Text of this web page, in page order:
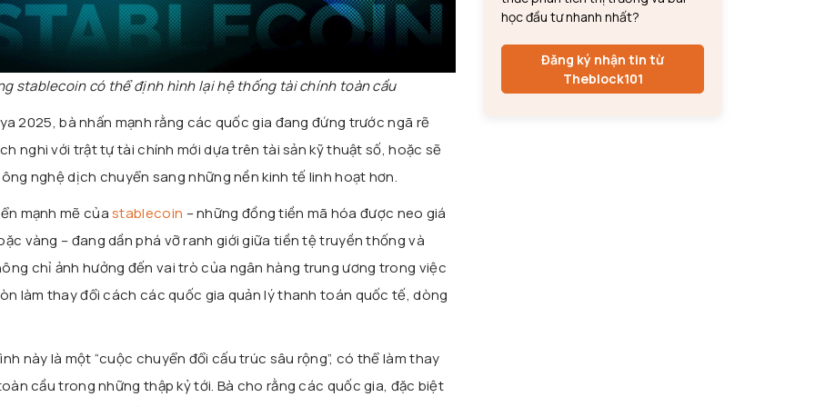
stablecoin có thể định hình lại hệ thống tài chính toàn cầu
2025, bà nhấn mạnh rằng các quốc gia đang đứng trước ngã rẽ
nghi với trật tự tài chính mới dựa trên tài sản kỹ thuật số, hoặc sẽ
nghệ dịch chuyển sang những nền kinh tế linh hoạt hơn.
mạnh mẽ củastablecoin – những đồng tiền mã hóa được neo giá
vàng – đang dần phá vỡ ranh giới giữa tiền tệ truyền thống và
chỉ ảnh hưởng đến vai trò của ngân hàng trung ương trong việc
làm thay đổi cách các quốc gia quản lý thanh toán quốc tế, dòng
này là một “cuộc chuyển đổi cấu trúc sâu rộng”, có thể làm thay
cầu trong những thập kỷ tới. Bà cho rằng các quốc gia, đặc biệt
học đầu tư nhanh nhất?
Đăng ký nhận tin từ
Theblock101